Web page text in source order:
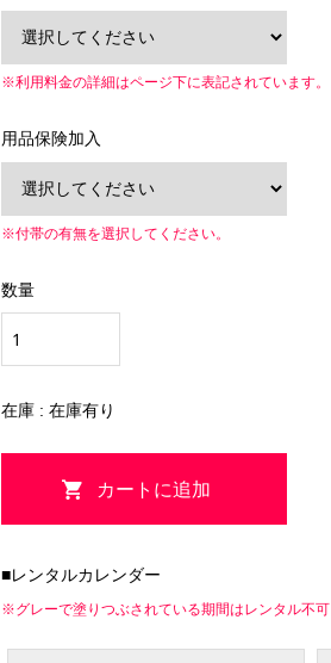
※利用料金の詳細はページ下に表記されています。
用品保険加入
※付帯の有無を選択してください。
数量
在庫 : 在庫有り
■レンタルカレンダー
※グレーで塗りつぶされている期間はレンタル不可